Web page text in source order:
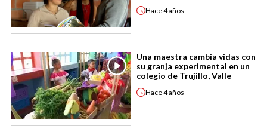
Hace4 años
Una maestra cambia vidas con
su granja experimental en un
colegio de Trujillo, Valle
Hace4 años